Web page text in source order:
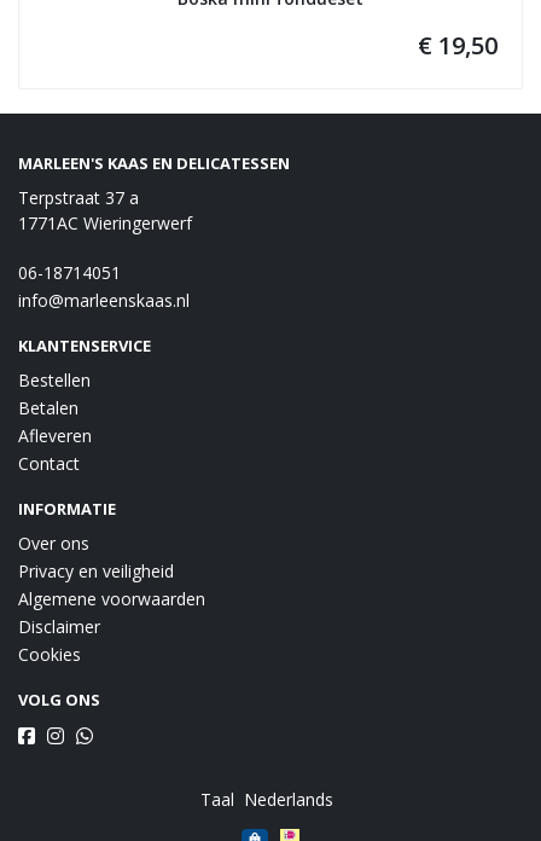
€ 19,50
MARLEEN'S KAAS EN DELICATESSEN
Terpstraat 37 a
1771AC Wieringerwerf
06-18714051
info@marleenskaas.nl
KLANTENSERVICE
Bestellen
Betalen
Afleveren
Contact
INFORMATIE
Over ons
Privacy en veiligheid
Algemene voorwaarden
Disclaimer
Cookies
VOLG ONS
Taal